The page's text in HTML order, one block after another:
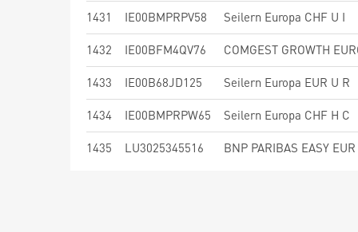
1431 IE00BMPRPV58 Seilern Europa CHF U I
1432 IE00BFM4QV76
1433 IE00B68JD125 Seilern Europa EUR U R
1434 IE00BMPRPW65 Seilern Europa CHF H C
1435 LU3025345516